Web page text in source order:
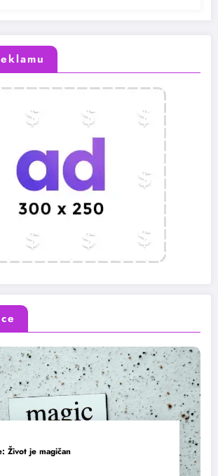
Život je magičan